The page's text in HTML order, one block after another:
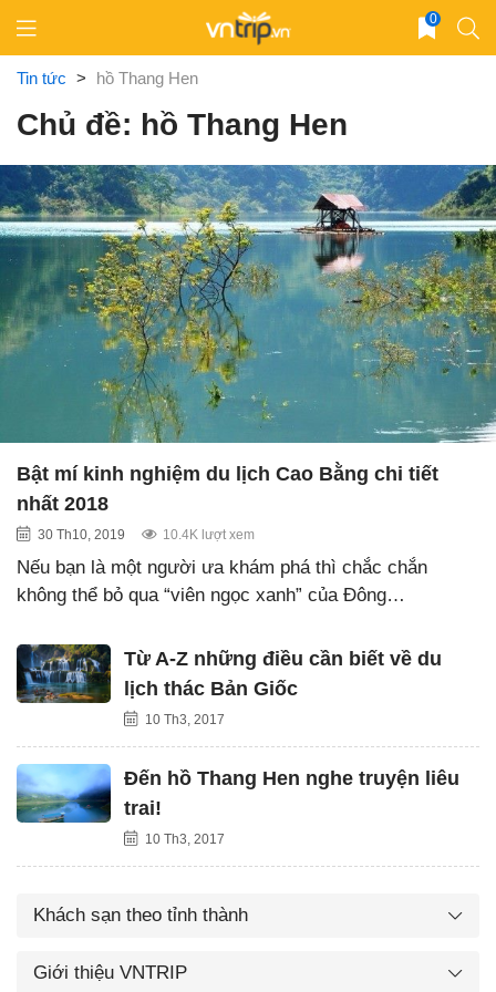
content
0
Tin tức > hồ Thang Hen
Chủ đề: hồ Thang Hen
Bật mí kinh nghiệm du lịch Cao Bằng chi tiết
nhất 2018
30 Th10, 2019 10.4K lượt xem
Nếu bạn là một người ưa khám phá thì chắc chắn
không thể bỏ qua “viên ngọc xanh” của Đông…
Từ A-Z những điều cần biết về du
lịch thác Bản Giốc
10 Th3, 2017
Đến hồ Thang Hen nghe truyện liêu
trai!
10 Th3, 2017
Khách sạn theo tỉnh thành
Giới thiệu VNTRIP